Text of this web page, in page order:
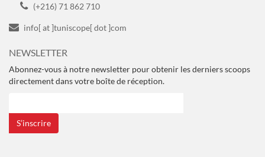
(+216) 71 862 710
info[ at ]tuniscope[ dot ]com
NEWSLETTER
Abonnez-vous à notre newsletter pour obtenir les derniers scoops
directement dans votre boîte de réception.
S’inscrire